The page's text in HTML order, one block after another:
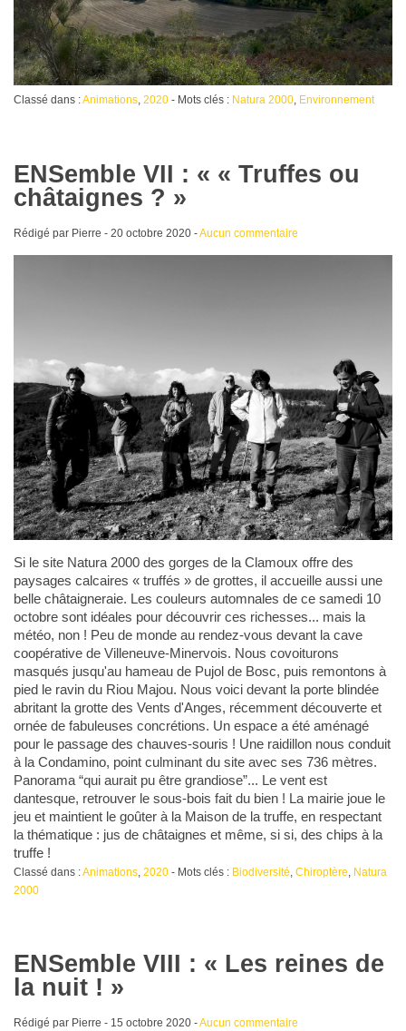
Classé dans :Animations, 2020- Mots clés : Natura 2000, Environnement
ENSemble VII : « « Truffes ou
châtaignes ? »
Rédigé par Pierre - 20 octobre 2020-Aucun commentaire
Si le site Natura 2000 des gorges de la Clamoux offre des
paysages calcaires « truffés » de grottes, il accueille aussi une
belle châtaigneraie. Les couleurs automnales de ce samedi 10
octobre sont idéales pour découvrir ces richesses... mais la
météo, non ! Peu de monde au rendez-vous devant la cave
coopérative de Villeneuve-Minervois. Nous covoiturons
masqués jusqu'au hameau de Pujol de Bosc, puis remontons à
pied le ravin du Riou Majou. Nous voici devant la porte blindée
abritant la grotte des Vents d'Anges, récemment découverte et
ornée de fabuleuses concrétions. Un espace a été aménagé
pour le passage des chauves-souris ! Une raidillon nous conduit
à la Condamino, point culminant du site avec ses 736 mètres.
Panorama “qui aurait pu être grandiose”... Le vent est
dantesque, retrouver le sous-bois fait du bien ! La mairie joue le
jeu et maintient le goûter à la Maison de la truffe, en respectant
la thématique : jus de châtaignes et même, si si, des chips à la
truffe !
Classé dans :Animations, 2020- Mots clés : Biodiversité Chiroptère Natura
2000
ENSemble VIII : « Les reines de
la nuit ! »
Rédigé par Pierre - 15 octobre 2020-Aucun commentaire